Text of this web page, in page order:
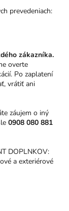
prevedeniach:
zákazníka.
overte
Po zaplatení
vrátiť ani
záujem o iný
0908 080 881
DOPLNKOV:
a exteriérové